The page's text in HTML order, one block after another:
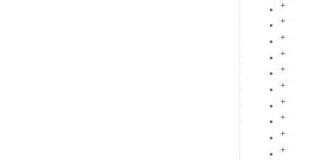
+
+
+
+
+
+
+
+
+
+